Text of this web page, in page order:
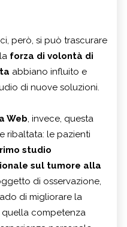
però, si può trascurare
forza di volontà di
abbiano influito e
di nuove soluzioni.
Web, invece, questa
ribaltata: le pazienti
studio
sul tumore alla
di osservazione,
di migliorare la
competenza